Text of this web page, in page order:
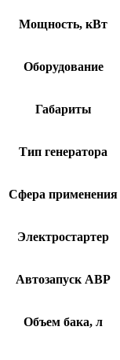
Мощность, кВт
Оборудование
Габариты
Тип генератора
Сфера применения
Электростартер
Автозапуск АВР
Объем бака, л